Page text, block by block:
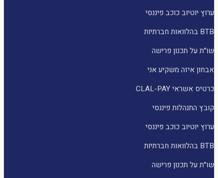
ערוץ יוטיוב כוכב פיננסי
BTB בהלוואות חברתיות
שו״ת על תכנון פרישה
אבחון איזה משקיע אני
כרטיס אשראי CLAL-PAY
קובץ התנהלות פיננסי
ערוץ יוטיוב כוכב פיננסי
BTB בהלוואות חברתיות
שו״ת על תכנון פרישה